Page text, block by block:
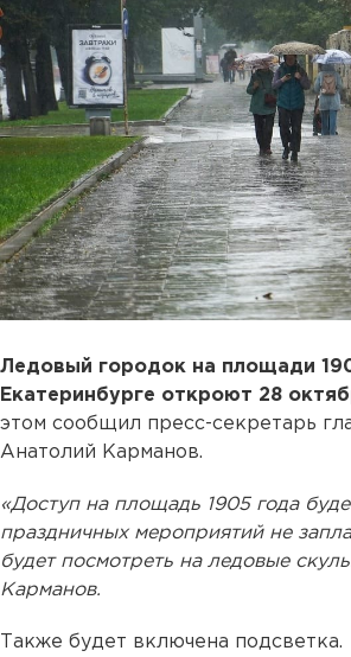
Ледовый городок на площади
Екатеринбурге откроют 28
этом сообщил пресс-секретарь
Анатолий Карманов.
«Доступ на площадь 1905 года
праздничных мероприятий не
будет посмотреть на ледовые
Карманов.
Также будет включена подсветка.